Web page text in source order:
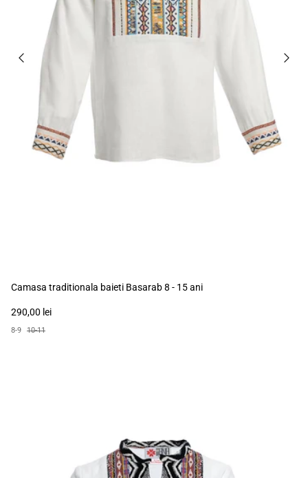
Camasa traditionala baieti Basarab 8 - 15 ani
290,00 lei
8-9 10-11